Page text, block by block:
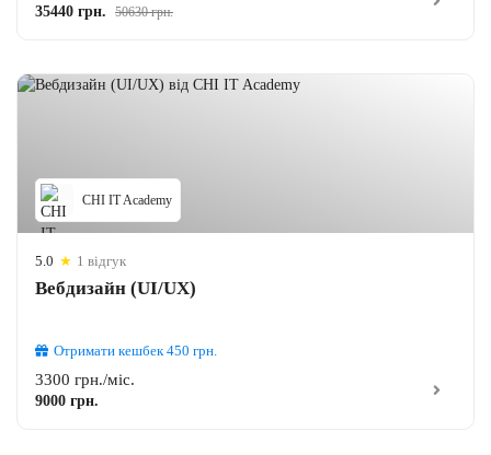
35440 грн. 50630 грн.
CHI IT Academy
5.0 ★ 1 відгук
Вебдизайн (UI/UX)
Отримати кешбек450 грн.
3300 грн./міс.
9000 грн.